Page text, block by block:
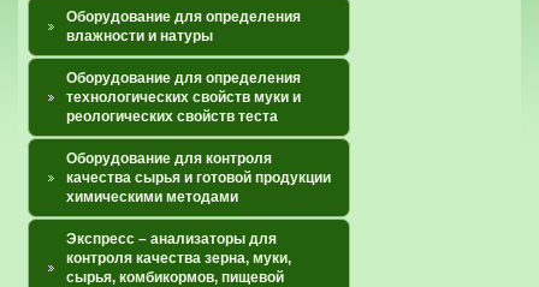
Оборудование для определения
влажности и натуры
Оборудование для определения
технологических свойств муки и
реологических свойств теста
Оборудование для контроля
качества сырья и готовой продукции
химическими методами
Экспресс – анализаторы для
контроля качества зерна, муки,
сырья, комбикормов, пищевой